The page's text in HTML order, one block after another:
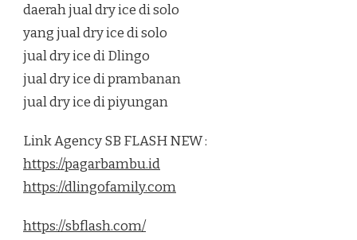
daerah jual dry ice di solo
yang jual dry ice di solo
jual dry ice di Dlingo
jual dry ice di prambanan
jual dry ice di piyungan
Link Agency SB FLASH NEW :
https://pagarbambu.id
https://dlingofamily.com
https://sbflash.com/